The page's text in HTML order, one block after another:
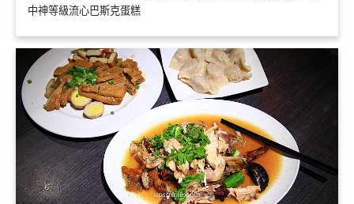
中神等級流心巴斯克蛋糕